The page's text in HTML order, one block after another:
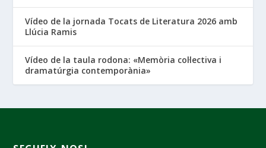
Vídeo de la jornada Tocats de Literatura 2026 amb
Llúcia Ramis
Vídeo de la taula rodona: «Memòria col·lectiva i
dramatúrgia contemporània»